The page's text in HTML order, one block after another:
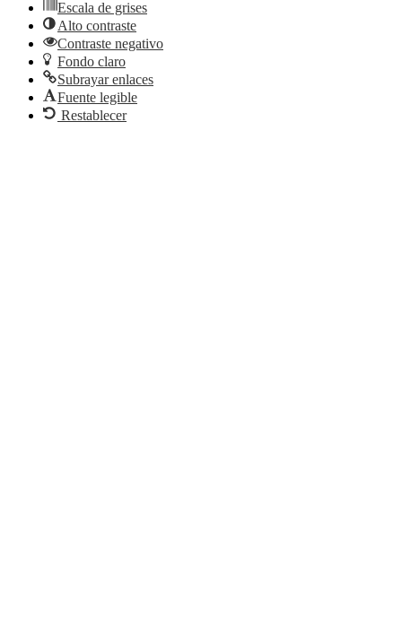
Escala de grises
Alto contraste
Contraste negativo
Fondo claro
Subrayar enlaces
Fuente legible
Restablecer